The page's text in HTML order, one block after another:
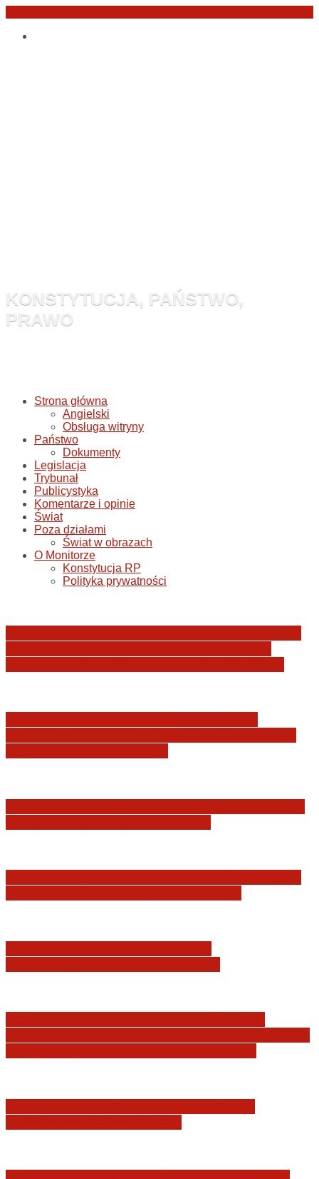
Przejdź
KONSTYTUCJA, PAŃSTWO,
PRAWO
Strona główna
Angielski
Obsługa witryny
Państwo
Dokumenty
Legislacja
Trybunał
Publicystyka
Komentarze i opinie
Świat
Poza działami
Świat w obrazach
O Monitorze
Konstytucja RP
Polityka prywatności